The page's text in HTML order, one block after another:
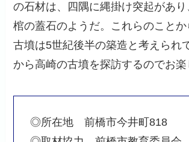
の石材は、四隅に縄掛け突起があ
棺の蓋石のようだ。これらのこと
古墳は5世紀後半の築造と考えられ
から高崎の古墳を探訪するのでお楽
◎所在地 前橋市今井町818